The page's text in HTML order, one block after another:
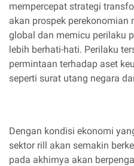
mempercepat strategi
akan prospek perekonomian
global dan memicu perilaku
lebih berhati-hati. Perilaku
permintaan terhadap aset
seperti surat utang negara
Dengan kondisi ekonomi
sektor rill akan semakin
pada akhirnya akan